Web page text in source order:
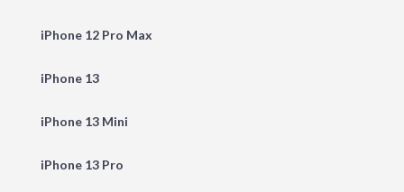
iPhone 12 Pro Max
iPhone 13
iPhone 13 Mini
iPhone 13 Pro